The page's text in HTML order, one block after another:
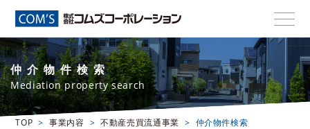
仲介物件検索
Mediation property search
TOP 事業内容 不動産売買流通事業 仲介物件検索